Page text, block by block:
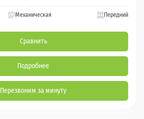
Механическая Передний
Сравнить
Подробнее
Перезвоним за минуту